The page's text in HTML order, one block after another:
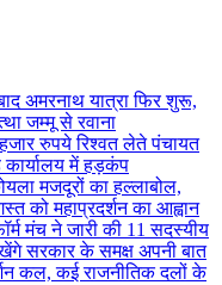
अमरनाथ यात्रा फिर शुरू,
जम्मू से रवाना
रुपये रिश्वत लेते पंचायत
कार्यालय में हड़कंप
मजदूरों का हल्लाबोल,
को महाप्रदर्शन का आह्वान
मंच ने जारी की 11 सदस्यीय
सरकार के समक्ष अपनी बात
कल, कई राजनीतिक दलों के